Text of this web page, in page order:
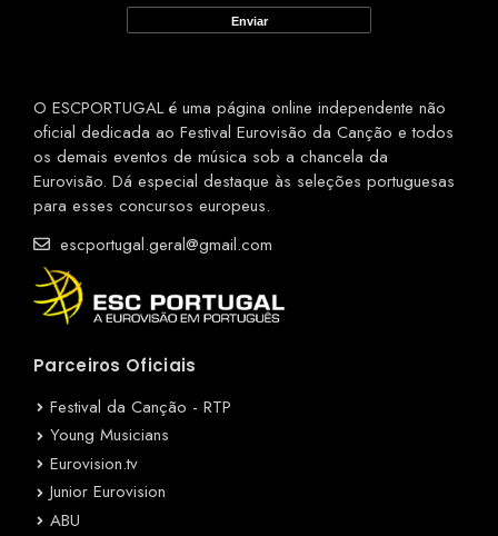
O ESCPORTUGAL é uma página online independente não
oficial dedicada ao Festival Eurovisão da Canção e todos
os demais eventos de música sob a chancela da
Eurovisão. Dá especial destaque às seleções portuguesas
para esses concursos europeus.
escportugal.geral@gmail.com
Parceiros Oficiais
Festival da Canção - RTP
Young Musicians
Eurovision.tv
Junior Eurovision
ABU